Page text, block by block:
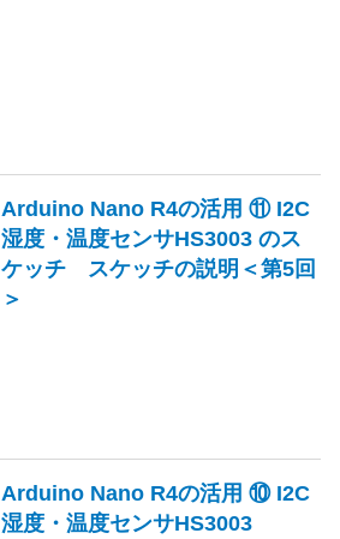
Arduino Nano R4の活用 ⑪ I2C
湿度・温度センサHS3003 のス
ケッチ スケッチの説明＜第5回
＞
Arduino Nano R4の活用 ⑩ I2C
湿度・温度センサHS3003